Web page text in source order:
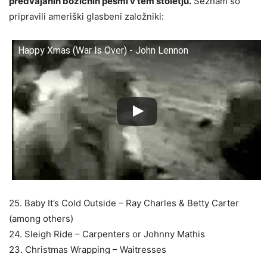
pripravili ameriški glasbeni založniki:
Happy Xmas (War Is Over) - John Lennon
25. Baby It’s Cold Outside – Ray Charles & Betty Carter
(among others)
24. Sleigh Ride – Carpenters or Johnny Mathis
23. Christmas Wrapping – Waitresses